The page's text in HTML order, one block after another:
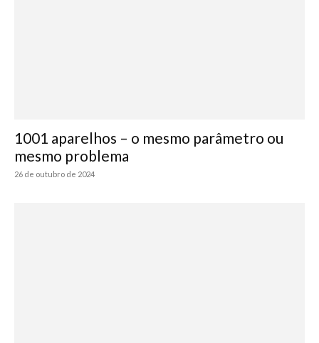
1001 aparelhos – o mesmo parâmetro ou
mesmo problema
26 de outubro de 2024